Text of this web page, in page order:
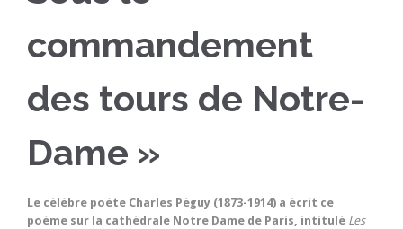
commandement
des tours de Notre-
Dame »
Le célèbre poète Charles Péguy (1873-1914) a écrit ce
poème sur la cathédrale Notre Dame de Paris, intitulé Les